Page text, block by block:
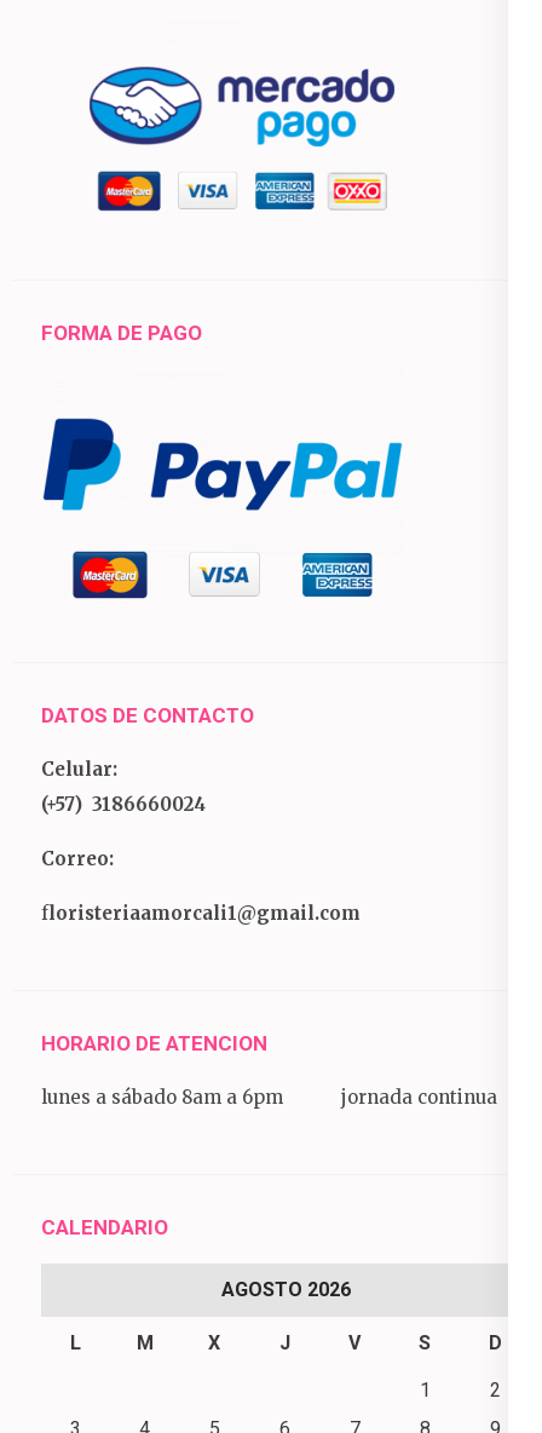
FORMA DE PAGO
DATOS DE CONTACTO
Celular:
(+57) 3186660024
Correo:
floristeriaamorcali1@gmail.com
HORARIO DE ATENCION
lunes a sábado 8am a 6pm jornada continua
CALENDARIO
AGOSTO 2026
L M X J V S D
1
2